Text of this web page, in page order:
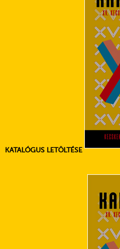
KATALÓGUS LETÖLTÉSE